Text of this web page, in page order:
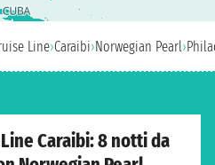
Line›Caraibi›Norwegian Pearl›
Caraibi: 8 notti da